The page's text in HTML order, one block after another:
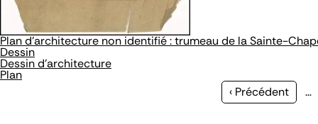
Plan d’architecture non identifié : trumeau de la Sainte-
Dessin
Dessin d'architecture
Plan
Page
‹ Précédent …